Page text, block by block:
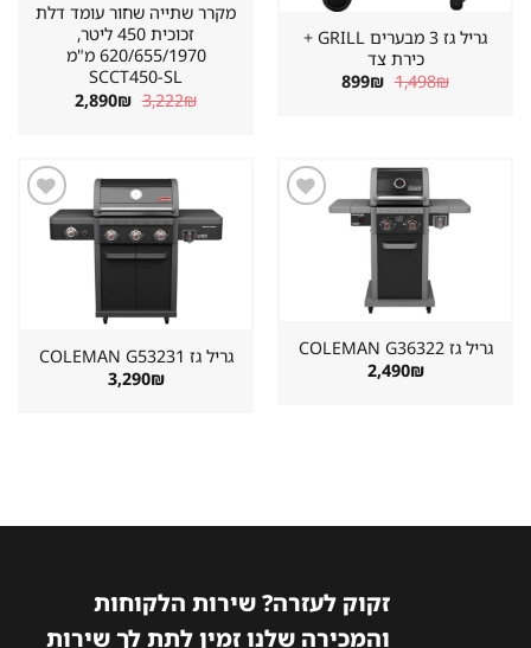
גריל גז 3 מבערים GRILL +
כירת צד
1,498₪ המחיר
המקורי
899₪ המחיר
הנוכחי
מקרר שתייה שחור עומד דלת
זכוכית 450 ליטר,
620/655/1970 מ"מ
SCCT450-SL
3,222₪ המחיר
המקורי
2,890₪ המחיר
הנוכחי
גריל גז ⁦COLEMAN G36322⁩
2,490₪
שמור
מוצר
גריל גז ⁦COLEMAN G53231⁩
3,290₪
זקוק לעזרה? שירות הלקוחות
והמכירה שלנו זמין לתת לך שירות